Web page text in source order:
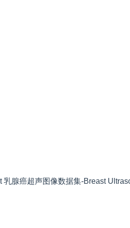
乳腺癌超声图像数据集-Breast